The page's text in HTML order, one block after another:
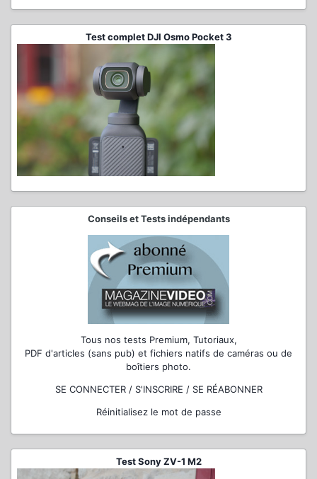
Test complet DJI Osmo Pocket 3
Conseils et Tests indépendants
Tous nos tests Premium, Tutoriaux,
PDF d'articles (sans pub) et fichiers natifs de caméras ou de
boîtiers photo.
SE CONNECTER / S'INSCRIRE / SE RÉABONNER
Réinitialisez le mot de passe
Test Sony ZV-1 M2